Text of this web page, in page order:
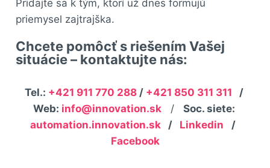
Pridajte sa k tým, ktorí už dnes formujú
priemysel zajtrajška.
Chcete pomôcť s riešením Vašej
situácie – kontaktujte nás:
Tel.: +421 911 770 288/ +421 850 311 311 /
Web: info@innovation.sk/ Soc. siete:
automation.innovation.sk
/ Linkedin
/
Facebook